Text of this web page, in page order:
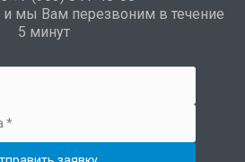
и мы Вам перезвоним в течение
5 минут